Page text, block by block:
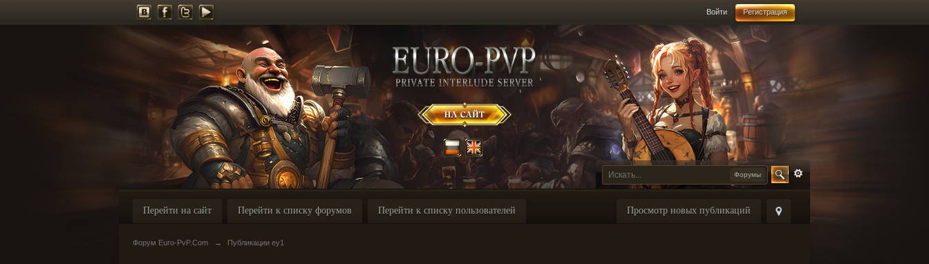
Войти Регистрация
Форумы
Просмотр новых публикаций
Перейти на сайт Перейти к списку форумов Перейти к списку пользователей
Форум Euro-PvP.Com → Публикации ey1